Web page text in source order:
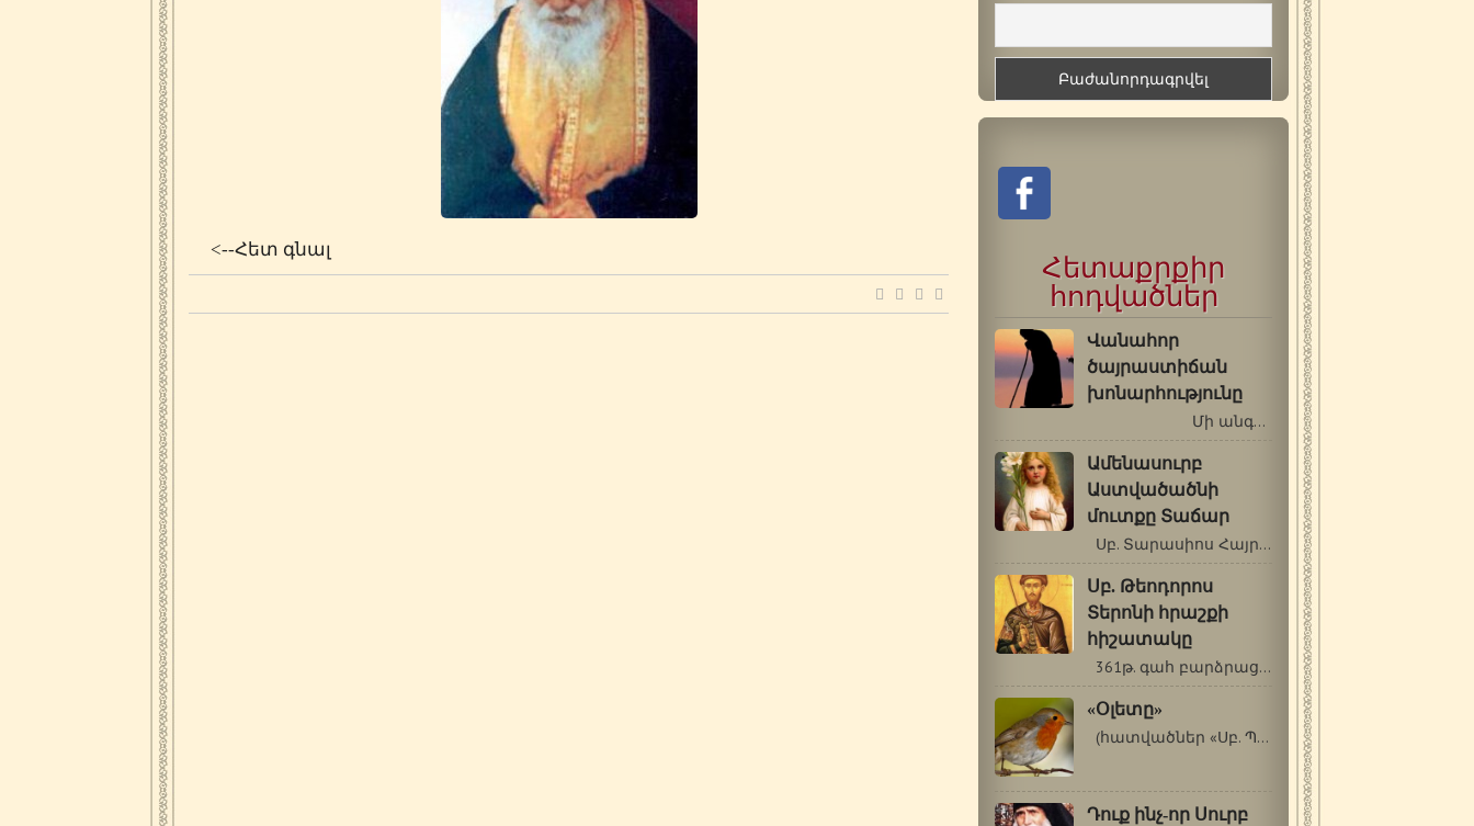
<--Հետ գնալ
Հետաքրքիր
հոդվածներ
Վանահոր
ծայրաստիճան
խոնարհությունը
Մի անգամ վանահայր…
Ամենասուրբ
Աստվածածնի
մուտքը Տաճար
Սբ. Տարասիոս Հայրապետ Կոստանդնուպոլսի…
Սբ. Թեոդորոս
Տերոնի հրաշքի
հիշատակը
361թ. գահ բարձրացած Հուլիանոս Ուրացող…
«Օլետը»
(հատվածներ «Սբ. Պաիսիոս Աթոսացու…
Դուք ինչ-որ Սուրբ